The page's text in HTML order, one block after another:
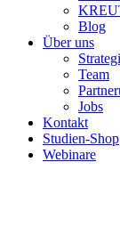
Blog
Über uns
Team
Jobs
Kontakt
Studien-Shop
Webinare